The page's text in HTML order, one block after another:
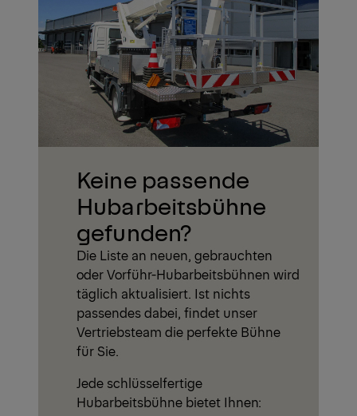
Keine passende
Hubarbeitsbühne
gefunden?
Die Liste an neuen, gebrauchten
oder Vorführ-Hubarbeitsbühnen wird
täglich aktualisiert. Ist nichts
passendes dabei, findet unser
Vertriebsteam die perfekte Bühne
für Sie.
Jede schlüsselfertige
Hubarbeitsbühne bietet Ihnen: